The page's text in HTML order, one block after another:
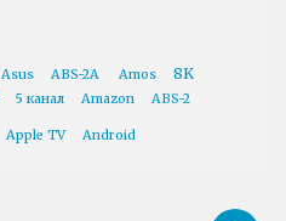
Asus ABS-2A Amos 8K
5 канал Amazon ABS-2
Apple TV Android